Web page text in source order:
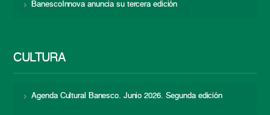
BanescoInnova anuncia su tercera edición
CULTURA
Agenda Cultural Banesco. Junio 2026. Segunda edición